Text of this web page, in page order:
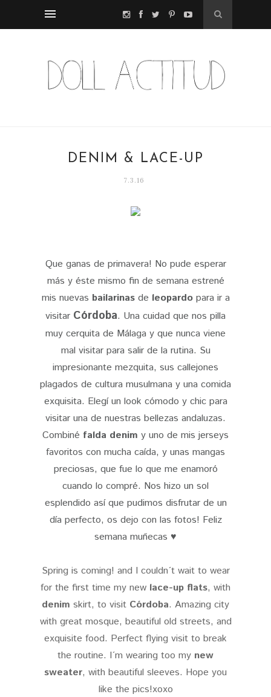
DENIM & LACE-UP
7.3.16
Que ganas de primavera! No pude esperar
más y éste mismo fin de semana estrené
mis nuevas bailarinasde leopardopara ir a
visitar Córdoba. Una cuidad que nos pilla
muy cerquita de Málaga y que nunca viene
mal visitar para salir de la rutina. Su
impresionante mezquita, sus callejones
plagados de cultura musulmana y una comida
exquisita. Elegí un look cómodo y chic para
visitar una de nuestras bellezas andaluzas.
Combiné falda denim y uno de mis jerseys
favoritos con mucha caída, y unas mangas
preciosas, que fue lo que me enamoró
cuando lo compré. Nos hizo un sol
esplendido así que pudimos disfrutar de un
día perfecto, os dejo con las fotos! Feliz
semana muñecas ♥
Spring is coming! and I couldn´t wait to wear
for the first time my new lace-up flats, with
denim skirt, to visit Córdoba. Amazing city
with great mosque, beautiful old streets, and
exquisite food. Perfect flying visit to break
the routine. I´m wearing too my new
sweater, with beautiful sleeves. Hope you
like the pics!xoxo